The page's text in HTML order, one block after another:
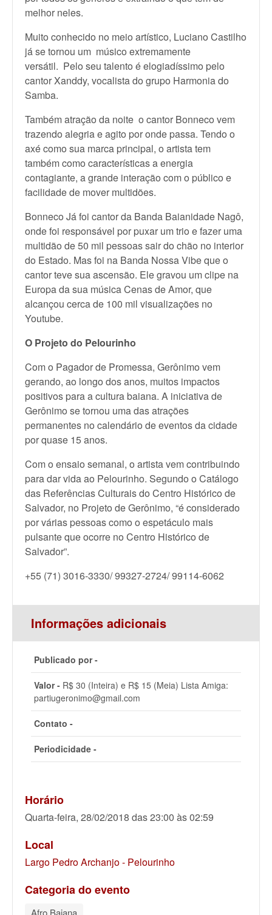
melhor neles.
Muito conhecido no meio artístico, Luciano Castilho
já se tornou um músico extremamente
versátil. Pelo seu talento é elogiadíssimo pelo
cantor Xanddy, vocalista do grupo Harmonia do
Samba.
Também atração da noite o cantor Bonneco vem
trazendo alegria e agito por onde passa. Tendo o
axé como sua marca principal, o artista tem
também como características a energia
contagiante, a grande interação com o público e
facilidade de mover multidões.
Bonneco Já foi cantor da Banda Baianidade Nagô,
onde foi responsável por puxar um trio e fazer uma
multidão de 50 mil pessoas sair do chão no interior
do Estado. Mas foi na Banda Nossa Vibe que o
cantor teve sua ascensão. Ele gravou um clipe na
Europa da sua música Cenas de Amor, que
alcançou cerca de 100 mil visualizações no
Youtube.
O Projeto do Pelourinho
Com o Pagador de Promessa, Gerônimo vem
gerando, ao longo dos anos, muitos impactos
positivos para a cultura baiana. A iniciativa de
Gerônimo se tornou uma das atrações
permanentes no calendário de eventos da cidade
por quase 15 anos.
Com o ensaio semanal, o artista vem contribuindo
para dar vida ao Pelourinho. Segundo o Catálogo
das Referências Culturais do Centro Histórico de
Salvador, no Projeto de Gerônimo, “é considerado
por várias pessoas como o espetáculo mais
pulsante que ocorre no Centro Histórico de
Salvador”.
+55 (71) 3016-3330/ 99327-2724/ 99114-6062
Informações adicionais
Publicado por -
Valor - R$ 30 (Inteira) e R$ 15 (Meia) Lista Amiga:
partiugeronimo@gmail.com
Contato -
Periodicidade -
Horário
Quarta-feira, 28/02/2018 das 23:00 às 02:59
Local
Largo Pedro Archanjo - Pelourinho
Categoria do evento
Afro Baiana